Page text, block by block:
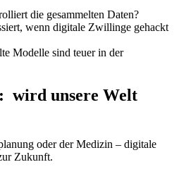
die gesammelten Daten?
wenn digitale Zwillinge gehackt
Modelle sind teuer in der
wird unsere Welt
oder der Medizin – digitale
Zukunft.